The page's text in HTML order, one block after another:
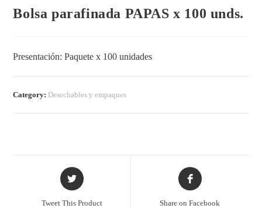
Bolsa parafinada PAPAS x 100 unds.
Presentación: Paquete x 100 unidades
Category: Desechables y empaques
Tweet This Product Share on Facebook